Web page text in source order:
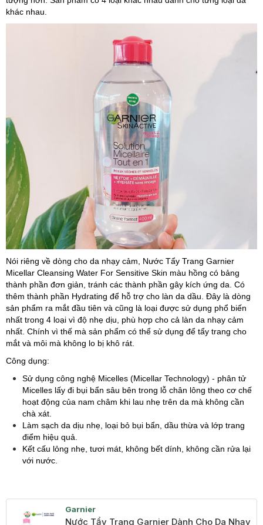
khác nhau.
Nói riêng về dòng cho da nhạy cảm, Nước Tẩy Trang Garnier
Micellar Cleansing Water For Sensitive Skin màu hồng có bảng
thành phần đơn giản, tránh các thành phần gây kích ứng da. Có
thêm thành phần Hydrating để hỗ trợ cho làn da dầu. Đây là dòng
sản phẩm ra mắt đầu tiên và cũng là loại được sử dụng phổ biến
nhất trong 4 loại vì độ nhẹ dịu, phù hợp cho cả làn da nhạy cảm
nhất. Chính vì thế mà sản phẩm có thể sử dụng để tẩy trang cho
mắt và môi mà không lo bị khô rát.
Công dụng:
Sử dụng công nghệ Micelles (Micellar Technology) - phân tử
Micelles lấy đi bụi bẩn sâu bên trong lỗ chân lông theo cơ chế
hoạt động của nam châm khi lau nhẹ trên da mà không cần
chà xát.
Làm sạch da dịu nhẹ, loại bỏ bụi bẩn, dầu thừa và lớp trang
điểm hiệu quả.
Kết cấu lỏng nhẹ, tươi mát, không bết dính, không cần rửa lại
với nước.
Garnier
Nước Tẩy Trang Garnier Dành Cho Da Nhạy